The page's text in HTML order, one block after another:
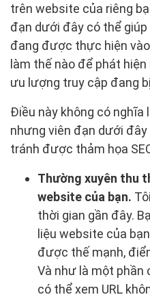
trên website của riêng
đạn dưới đây có thể
đang được thực hiện
làm thế nào để phát
ưu lượng truy cập đang
Điều này không có nghĩa
nhưng viên đạn dưới
tránh được thảm họa
Thường xuyên thu
website của bạn.
thời gian gần đây.
liệu website của
được thế mạnh,
Và như là một phần
có thể xem URL